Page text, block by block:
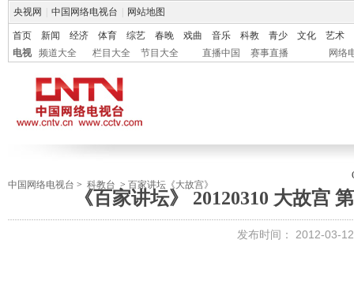
央视网 中国网络电视台 网站地图
首页 新闻 经济 体育 综艺 春晚 戏曲 音乐 科教 青少 文化
艺术
电视
频道大全 栏目大全 节目大全 直播中国 赛事直播 网络
中国网络电视台 > 科教台 > 百家讲坛《大故宫》
《百家讲坛》 20120310 大故宫
发布时间： 2012-03-